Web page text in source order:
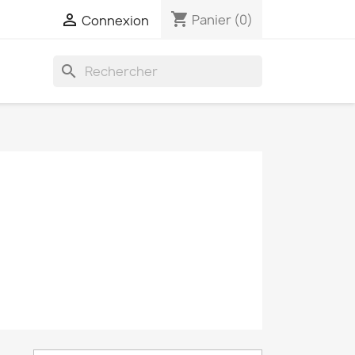
 Connexion shopping_cart Panier (0)
search